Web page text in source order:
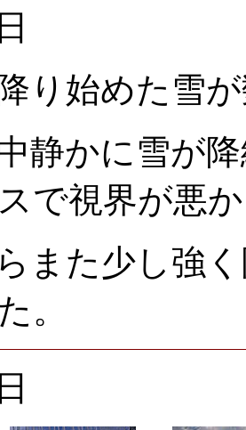
り始めた雪
静かに雪が
で視界が悪
また少し強
。